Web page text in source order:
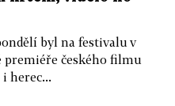
byl na festivalu v
premiéře českého filmu
herec...